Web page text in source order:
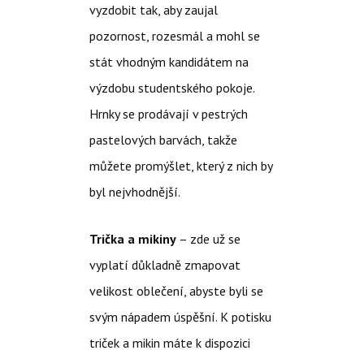
vyzdobit tak, aby zaujal
pozornost, rozesmál a mohl se
stát vhodným kandidátem na
výzdobu studentského pokoje.
Hrnky se prodávají v pestrých
pastelových barvách, takže
můžete promýšlet, který z nich by
byl nejvhodnější.
Trička a mikiny– zde už se
vyplatí důkladně zmapovat
velikost oblečení, abyste byli se
svým nápadem úspěšní. K potisku
triček a mikin máte k dispozici